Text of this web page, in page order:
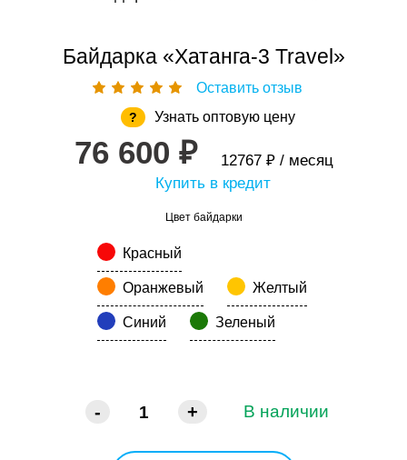
Байдарка «Хатанга-3 Travel»
Оставить отзыв
? Узнать оптовую цену
76 600 ₽
12767 ₽ / месяц
Купить в кредит
Цвет байдарки
Красный
Оранжевый Желтый
Синий Зеленый
- + В наличии